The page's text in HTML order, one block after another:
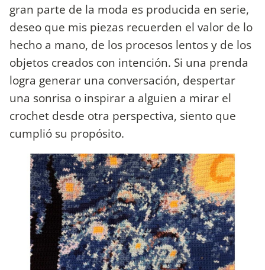
gran parte de la moda es producida en serie,
deseo que mis piezas recuerden el valor de lo
hecho a mano, de los procesos lentos y de los
objetos creados con intención. Si una prenda
logra generar una conversación, despertar
una sonrisa o inspirar a alguien a mirar el
crochet desde otra perspectiva, siento que
cumplió su propósito.